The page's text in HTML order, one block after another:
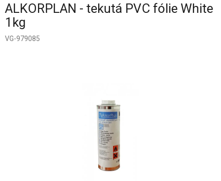
ALKORPLAN - tekutá PVC fólie White
1kg
VG-979085